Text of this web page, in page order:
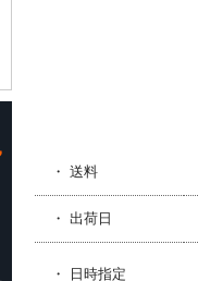
・ 送料
・ 出荷日
・ 日時指定